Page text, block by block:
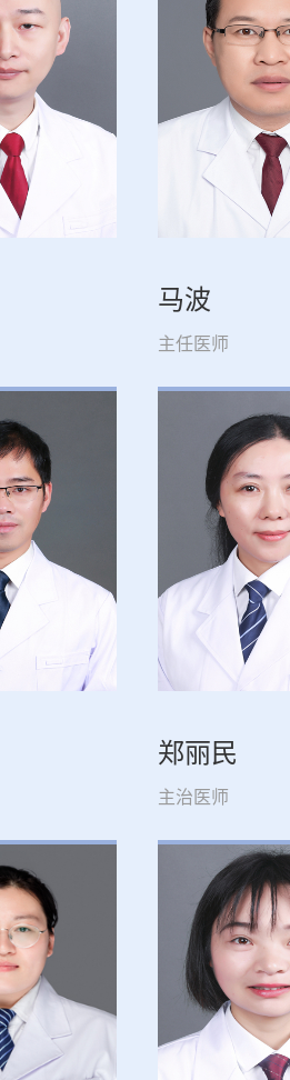
马波
主任医师
郑丽民
主治医师